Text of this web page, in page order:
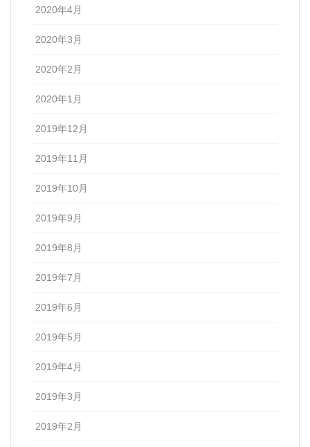
2020年4月
2020年3月
2020年2月
2020年1月
2019年12月
2019年11月
2019年10月
2019年9月
2019年8月
2019年7月
2019年6月
2019年5月
2019年4月
2019年3月
2019年2月